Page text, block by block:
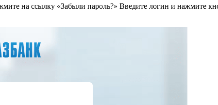
на ссылку «Забыли пароль?» Введите логин и нажмите